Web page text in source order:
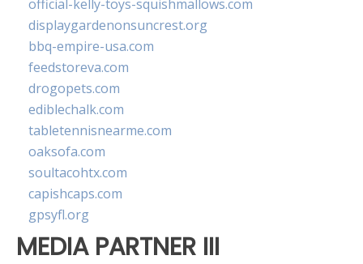
official-kelly-toys-squishmallows.com
displaygardenonsuncrest.org
bbq-empire-usa.com
feedstoreva.com
drogopets.com
ediblechalk.com
tabletennisnearme.com
oaksofa.com
soultacohtx.com
capishcaps.com
gpsyfl.org
MEDIA PARTNER III